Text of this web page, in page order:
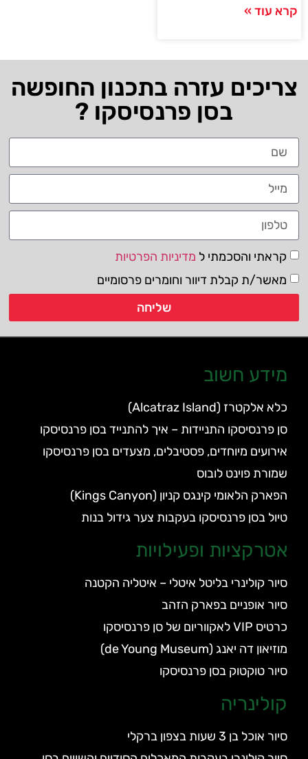
קרא עוד »
צריכים עזרה בתכנון החופשה
בסן פרנסיסקו ?
קראתי והסכמתי ל מדיניות הפרטיות
מאשר/ת קבלת דיוור וחומרים פרסומיים
שליחה
מידע חשוב
כלא אלקטרז (Alcatraz Island)
סן פרנסיסקו התניידות – איך להתנייד בסן פרנסיסקו
אירועים מיוחדים, פסטיבלים, מצעדים בסן פרנסיסקו
שמורת פוינט לובוס
הפארק הלאומי קינגס קניון (Kings Canyon)
טיול בסן פרנסיסקו בעקבות צער גידול בנות
אטרקציות ופעילויות
סיור קולינרי בליטל איטלי – איטליה הקטנה
סיור אופניים בפארק הזהב
כרטיס VIP לאקווריום של סן פרנסיסקו
מוזיאון דה יאנג (de Young Museum)
סיור טוקטוק בסן פרנסיסקו
קולינריה
סיור אוכל בן 3 שעות בצפון ברקלי